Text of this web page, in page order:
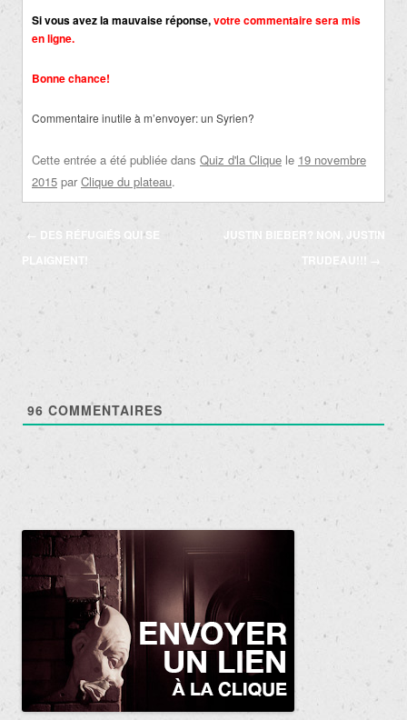
Si vous avez la mauvaise réponse,votre commentaire sera mis
en ligne.
Bonne chance!
Commentaire inutile à m’envoyer: un Syrien?
Cette entrée a été publiée dans Quiz d'la Clique le 19 novembre
2015 par Clique du plateau.
Navigation
←
DES RÉFUGIÉS QUI SE
PLAIGNENT!
JUSTIN BIEBER? NON, JUSTIN
TRUDEAU!!!
96 COMMENTAIRES